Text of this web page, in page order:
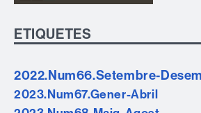
ETIQUETES
2022.Num66.Setembre-
2023.Num67.Gener-Abril